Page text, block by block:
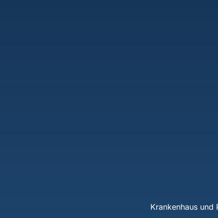
Krankenhaus und